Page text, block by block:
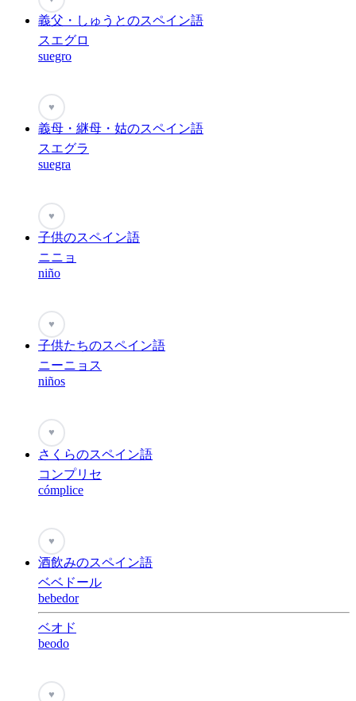
義父・しゅうとのスペイン語
スエグロ
suegro
♥
義母・継母・姑のスペイン語
スエグラ
suegra
♥
子供のスペイン語
ニニョ
niño
♥
子供たちのスペイン語
ニーニョス
niños
♥
さくらのスペイン語
コンプリセ
cómplice
♥
酒飲みのスペイン語
ベベドール
bebedor
ベオド
beodo
♥